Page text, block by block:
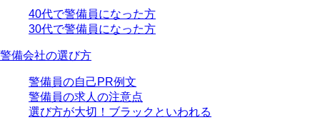
40代で警備員になった方
30代で警備員になった方
警備会社の選び方
警備員の自己PR例文
警備員の求人の注意点
選び方が大切！ブラックといわれる